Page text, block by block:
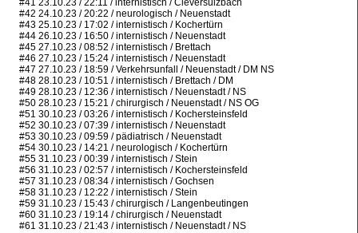
#41 23.10.23 / 22:11 / internistisch / Cleversulzbach
#42 24.10.23 / 20:22 / neurologisch / Neuenstadt
#43 25.10.23 / 17:02 / internistisch / Kochertürn
#44 26.10.23 / 16:50 / internistisch / Neuenstadt
#45 27.10.23 / 08:52 / internistisch / Brettach
#46 27.10.23 / 15:24 / internistisch / Neuenstadt
#47 27.10.23 / 18:59 / Verkehrsunfall / Neuenstadt / DM NS
#48 28.10.23 / 10:51 / internistisch / Brettach / DM
#49 28.10.23 / 12:36 / internistisch / Neuenstadt / NS
#50 28.10.23 / 15:21 / chirurgisch / Neuenstadt / NS OG
#51 30.10.23 / 03:26 / internistisch / Kochersteinsfeld
#52 30.10.23 / 07:39 / internistisch / Neuenstadt
#53 30.10.23 / 09:59 / pädiatrisch / Neuenstadt
#54 30.10.23 / 14:21 / neurologisch / Kochertürn
#55 31.10.23 / 00:39 / internistisch / Stein
#56 31.10.23 / 02:57 / internistisch / Kochersteinsfeld
#57 31.10.23 / 08:34 / internistisch / Gochsen
#58 31.10.23 / 12:22 / internistisch / Stein
#59 31.10.23 / 15:43 / chirurgisch / Langenbeutingen
#60 31.10.23 / 19:14 / chirurgisch / Neuenstadt
#61 31.10.23 / 21:43 / internistisch / Neuenstadt / NS